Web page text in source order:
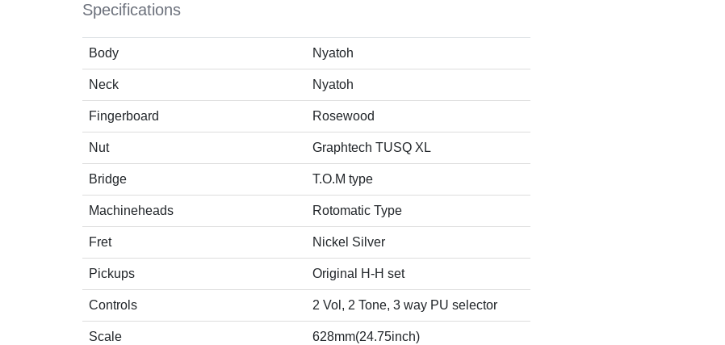
Specifications
Body Nyatoh
Neck Nyatoh
Fingerboard Rosewood
Nut Graphtech TUSQ XL
Bridge T.O.M type
Machineheads Rotomatic Type
Fret Nickel Silver
Pickups Original H-H set
Controls 2 Vol, 2 Tone, 3 way PU selector
Scale 628mm(24.75inch)